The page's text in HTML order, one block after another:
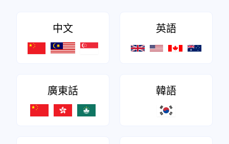
中文 英語
廣東話 韓語